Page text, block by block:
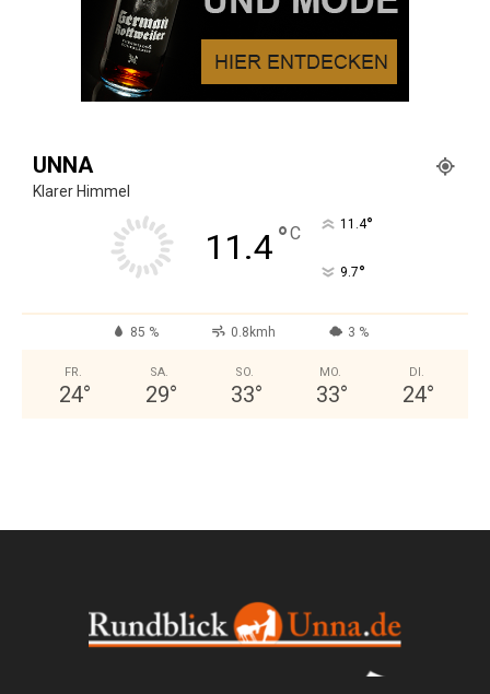
UNNA
Klarer Himmel
11.4°C 11.4°
9.7°
85 % 0.8kmh 3 %
FR.
24°
SA.
29°
SO.
33°
MO.
33°
DI.
24°